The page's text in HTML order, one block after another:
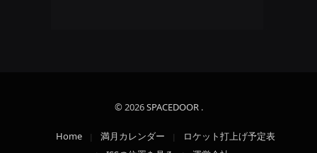
© 2026SPACEDOOR .
Home 満月カレンダー
ロケット打上げ予定表